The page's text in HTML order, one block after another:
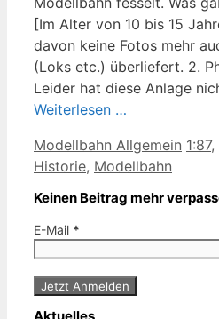
[Im Alter von 10 bis 15
davon keine Fotos mehr
(Loks etc.) überliefert. 2.
Leider hat diese Anlage
Weiterlesen …
Kategorien
Modellbahn Allgemein 1:87,
Historie, Modellbahn
Keinen Beitrag mehr
E-Mail *